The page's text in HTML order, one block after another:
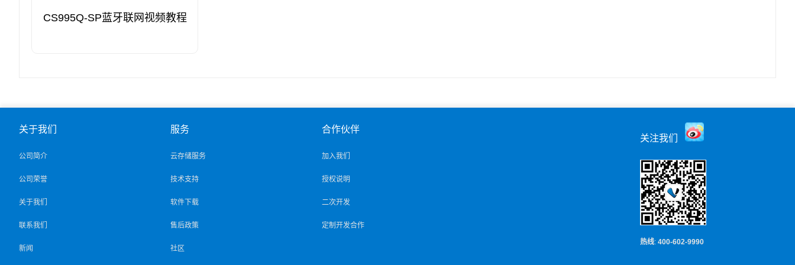
CS995Q-SP蓝牙联网视频教程
关于我们
公司简介
公司荣誉
关于我们
联系我们
新闻
服务
云存储服务
技术支持
软件下载
售后政策
社区
合作伙伴
加入我们
授权说明
二次开发
定制开发合作
关注我们
热线: 400-602-9990